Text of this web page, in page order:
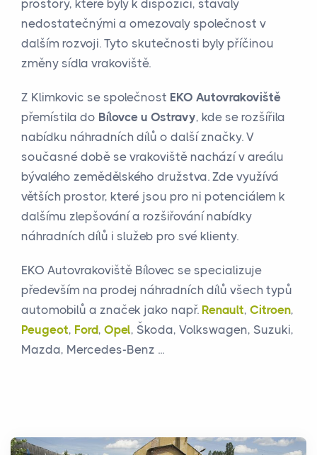
prostory, které byly k dispozici, stávaly
nedostatečnými a omezovaly společnost v
dalším rozvoji. Tyto skutečnosti byly příčinou
změny sídla vrakoviště.
Z Klimkovic se společnost EKO Autovrakoviště
přemístila do Bílovce u Ostravy, kde se rozšířila
nabídku náhradních dílů o další značky. V
současné době se vrakoviště nachází v areálu
bývalého zemědělského družstva. Zde využívá
větších prostor, které jsou pro ni potenciálem k
dalšímu zlepšování a rozšiřování nabídky
náhradních dílů i služeb pro své klienty.
EKO Autovrakoviště Bílovec se specializuje
především na prodej náhradních dílů všech typů
automobilů a značek jako např. Renault, Citroen,
Peugeot, Ford, Opel, Škoda, Volkswagen, Suzuki,
Mazda, Mercedes-Benz ...